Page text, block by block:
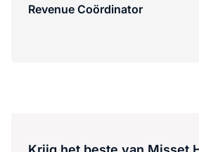
Revenue Coördinator